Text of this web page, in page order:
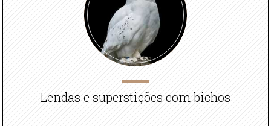
Lendas e superstições com bichos